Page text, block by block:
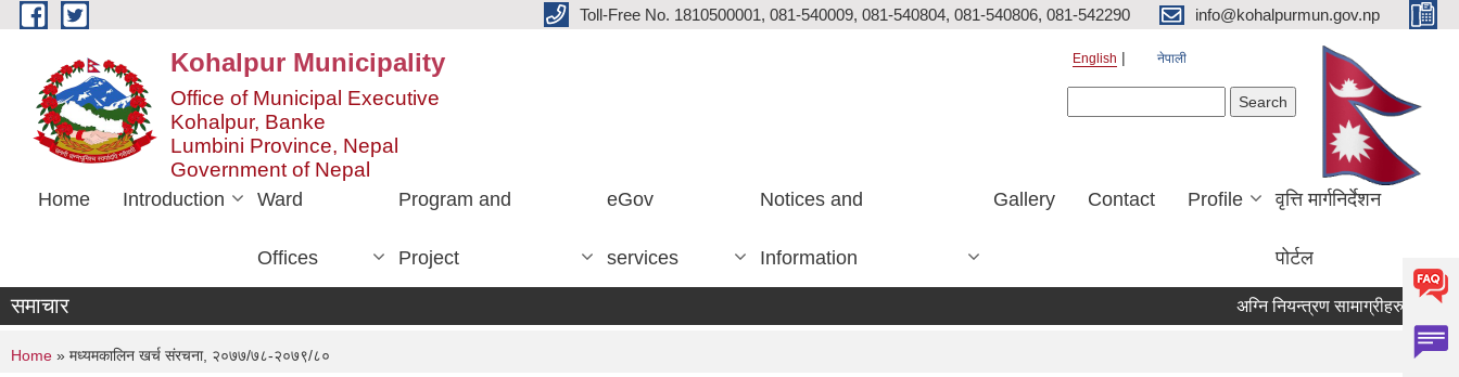
Skip to main content Toll-Free No. 1810500001, 081-540009, 081-540804, 081-540806, 081-542290 info@kohalpurmun.gov.np
Kohalpur Municipality
Office of Municipal Executive
Kohalpur, Banke
Lumbini Province, Nepal
Government of Nepal
English नेपाली
Home Introduction Ward
Offices
Program and
Project
eGov
services
Notices and
Information
Gallery Contact Profile वृत्ति मार्गनिर्देशन
पोर्टल
समाचार
You are here
Home » मध्यमकालिन खर्च संरचना, २०७७/७८-२०७९/८०